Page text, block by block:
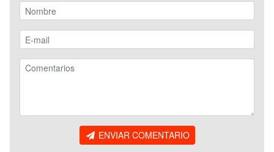
ENVIAR COMENTARIO